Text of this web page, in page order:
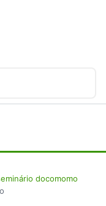
docomomo